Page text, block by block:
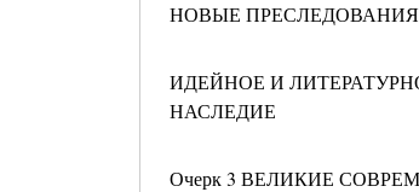
НОВЫЕ ПРЕСЛЕДОВАНИЯ
ИДЕЙНОЕ И
НАСЛЕДИЕ
Очерк 3 ВЕЛИКИЕ